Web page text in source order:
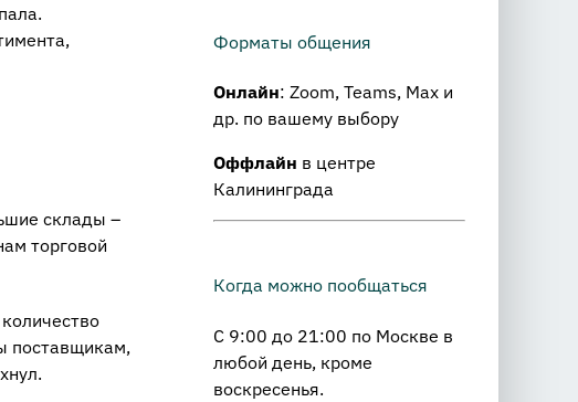
склады –
торговой
поставщикам,
Форматы общения
Онлайн: Zoom, Teams, Max и
др. по вашему выбору
Оффлайн в центре
Калининграда
Когда можно пообщаться
С 9:00 до 21:00 по Москве в
любой день, кроме
воскресенья.